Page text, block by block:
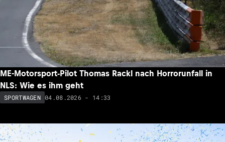
ME-Motorsport-Pilot Thomas Rackl nach Horrorunfall in
NLS: Wie es ihm geht
SPORTWAGEN 04.08.2026 - 14:33